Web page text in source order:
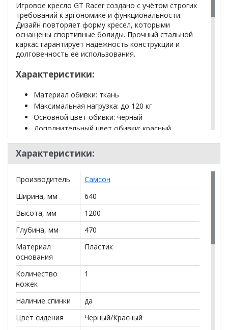
Игровое кресло GT Racer создано с учётом строгих
требований к эргономике и функциональности.
Дизайн повторяет форму кресел, которыми
оснащены спортивные болиды. Прочный стальной
каркас гарантирует надежность конструкции и
долговечность ее использования.
Характеристики:
Материал обивки: ткань
Максимальная нагрузка: до 120 кг
Основной цвет обивки: черный
Дополнительный цвет обивки: красный
Тип механизма качания: "топ-ган" качание с
регулировкой под вес и фиксацией в 1
положении
Крестовина (пятилучие): пластик
Подлокотники: металл с накладками
Минимальная высота кресла: 1200 мм
Максимальная высота кресла: 1300 мм
Ширина кресла: 640 мм
Минимальная высота до сиденья: 470 мм
Максимальная высота до сиденья: 570 мм
Сиденье ширина: 510 мм
Сиденье глубина: 470 мм
Спинка ширина: 540 мм
Спинка высота: 750 мм
Требует сборки: да
Вес: 17.0000 кг.
Объем: 0.1643 м .
Характеристики:
Производитель
Самсон
Ширина, мм
640
Высота, мм
1200
Глубина, мм
470
Материал
основания
Пластик
Количество
ножек
1
Наличие спинки
да
Цвет сидения
Черный/Красный